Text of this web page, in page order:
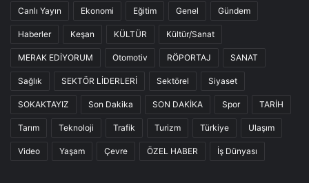
Canlı Yayın Ekonomi Eğitim Genel Gündem
Haberler Keşan KÜLTÜR Kültür/Sanat
MERAK EDİYORUM Otomotiv RÖPORTAJ SANAT
Sağlık SEKTÖR LİDERLERİ Sektörel Siyaset
SOKAKTAYIZ Son Dakika SON DAKİKA Spor TARİH
Tarım Teknoloji Trafik Turizm Türkiye Ulaşım
Video Yaşam Çevre ÖZEL HABER İş Dünyası